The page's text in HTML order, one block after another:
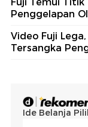
Penggelapan
Video Fuji
Tersangka